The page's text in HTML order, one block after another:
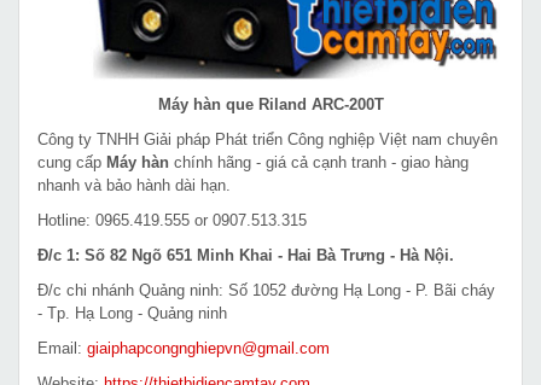
Máy hàn que Riland ARC-200T
Công ty TNHH Giải pháp Phát triển Công nghiệp Việt nam chuyên
cung cấp Máy hàn chính hãng - giá cả cạnh tranh - giao hàng
nhanh và bảo hành dài hạn.
Hotline: 0965.419.555 or 0907.513.315
Đ/c 1: Số 82 Ngõ 651 Minh Khai - Hai Bà Trưng - Hà Nội.
Đ/c chi nhánh Quảng ninh: Số 1052 đường Hạ Long - P. Bãi cháy
- Tp. Hạ Long - Quảng ninh
Email: giaiphapcongnghiepvn@gmail.com